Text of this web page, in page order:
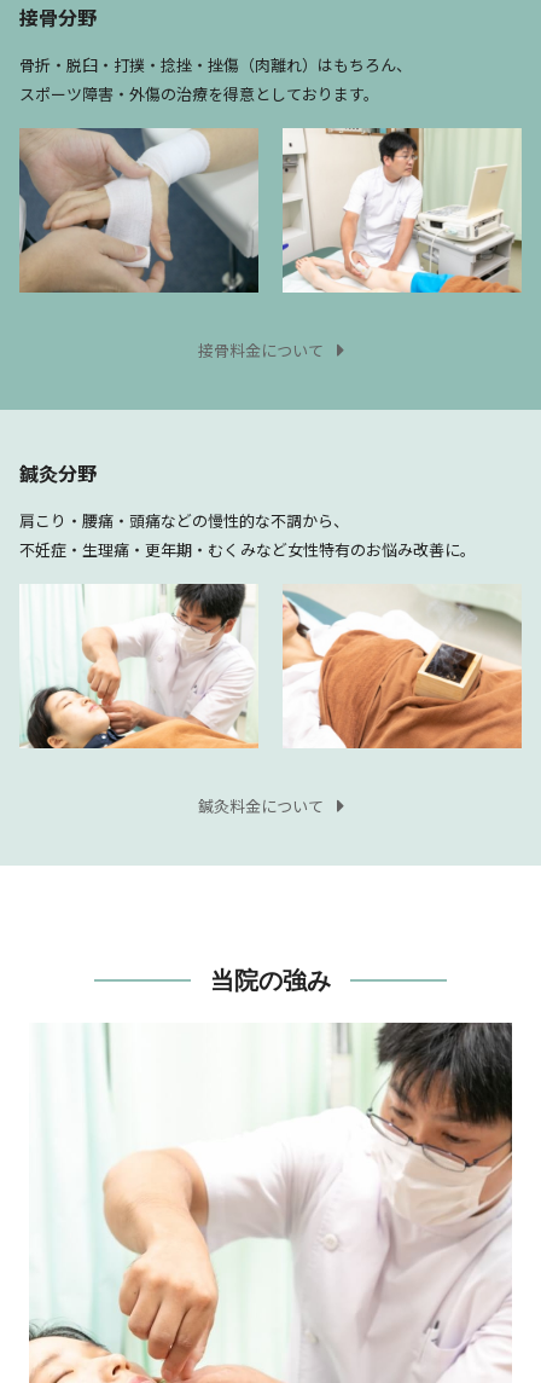
接骨分野
骨折・脱臼・打撲・捻挫・挫傷（肉離れ）はもちろん、
スポーツ障害・外傷の治療を得意としております。
接骨料金について
鍼灸分野
肩こり・腰痛・頭痛などの慢性的な不調から、
不妊症・生理痛・更年期・むくみなど女性特有のお悩み改善に。
鍼灸料金について
当院の強み